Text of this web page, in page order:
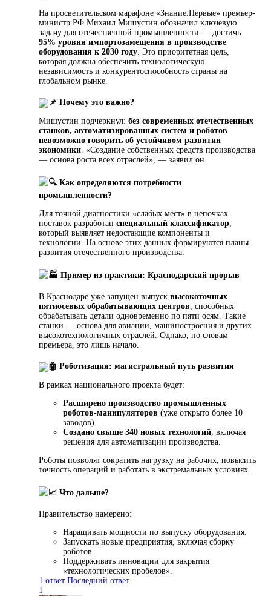
На просветительском марафоне «Знание.Первые» премьер-
министр РФ Михаил Мишустин обозначил ключевую
задачу для отечественной промышленности — достичь
95% уровня импортозамещения в производстве
оборудования к 2030 году . Это приоритетная цель,
которая должна обеспечить технологическую
независимость и конкурентоспособность страны на
глобальном рынке.
Почему это важно?
Мишустин подчеркнул: без современных отечественных
станков, автоматизированных систем и роботов
невозможно говорить об устойчивом развитии
экономики . «Создание собственных средств производства
— основа роста всех отраслей», — заявил он.
Как определяются потребности
промышленности?
Для точной диагностики «слабых мест» в цепочках
поставок разработан специальный классификатор,
который выявляет недостающие компоненты и
технологии. На основе этих данных формируются планы
развития отечественного производства.
Пример из практики: Краснодарский прорыв
В Краснодаре уже запущен выпуск высокоточных
пятиосевых обрабатывающих центров, способных
обрабатывать детали одновременно по пяти осям. Такие
станки — основа для авиации, машиностроения и других
высокотехнологичных отраслей. Однако, по словам
премьера, это лишь начало.
Роботизация: магистральный путь развития
В рамках национального проекта будет:
Расширено производство промышленных
роботов-манипуляторов (уже открыто более 10
заводов).
Создано свыше 340 новых технологий, включая
решения для автоматизации производства.
Роботы позволят сократить нагрузку на рабочих, повысить
точность операций и работать в экстремальных условиях.
Что дальше?
Правительство намерено:
Наращивать мощности по выпуску оборудования.
Запускать новые предприятия, включая сборку
роботов.
Поддерживать инновации для закрытия
«технологических пробелов».
1 ответ Последний ответ
1